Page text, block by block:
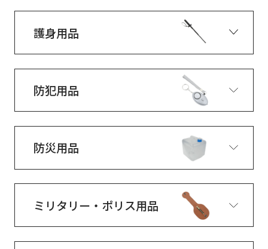
護身用品
防犯用品
防災用品
ミリタリー・ポリス用品